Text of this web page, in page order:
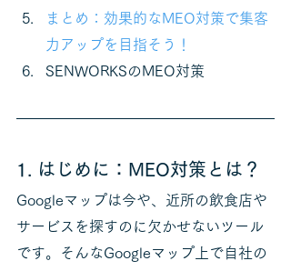
まとめ：効果的なMEO対策で集客
力アップを目指そう！
SENWORKSのMEO対策
1. はじめに：MEO対策とは？
Googleマップは今や、近所の飲食店や
サービスを探すのに欠かせないツール
です。そんなGoogleマップ上で自社の